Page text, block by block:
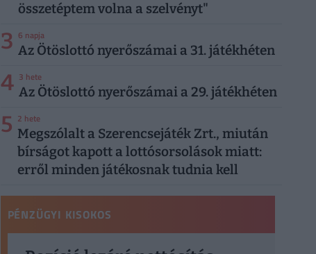
összetéptem volna a szelvényt"
3 6 napja
Az Ötöslottó nyerőszámai a 31. játékhéten
4 3 hete
Az Ötöslottó nyerőszámai a 29. játékhéten
5 2 hete
Megszólalt a Szerencsejáték Zrt., miután
bírságot kapott a lottósorsolások miatt:
erről minden játékosnak tudnia kell
PÉNZÜGYI KISOKOS